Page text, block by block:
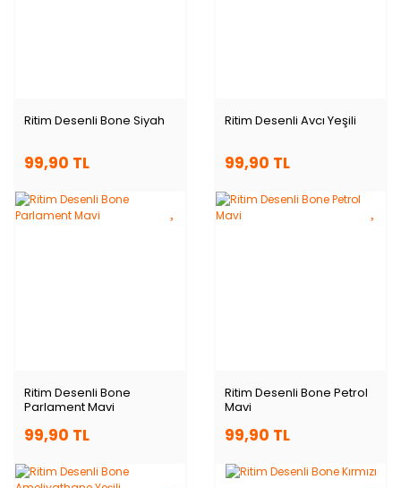
Ritim Desenli Bone Siyah
99,90 TL
Ritim Desenli Avcı Yeşili
99,90 TL
Ritim Desenli Bone
Parlament Mavi
99,90 TL
Ritim Desenli Bone Petrol
Mavi
99,90 TL